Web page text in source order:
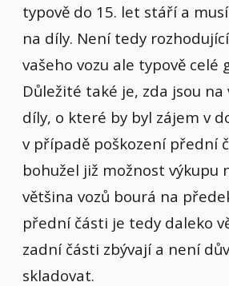
typově do 15. let stáří a
na díly. Není tedy
vašeho vozu ale typově celé
Důležité také je, zda jsou na
díly, o které by byl zájem v
v případě poškození přední
bohužel již možnost výkupu
většina vozů bourá na
přední části je tedy daleko
zadní části zbývají a není
skladovat.